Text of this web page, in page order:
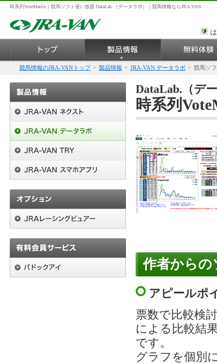
時系列VoteMatrix｜競馬ソフト使い放題 DataLab.（データラボ）｜競馬情報ならJRA-VAN
競馬情報のJRA-VANトップ > 製品情報 > JRA-VAN データラボ > 競馬ソ
DataLab.（デ
時系列
作者からの
アピールポ
票数で比較検
による比較結
です。
グラフを個別